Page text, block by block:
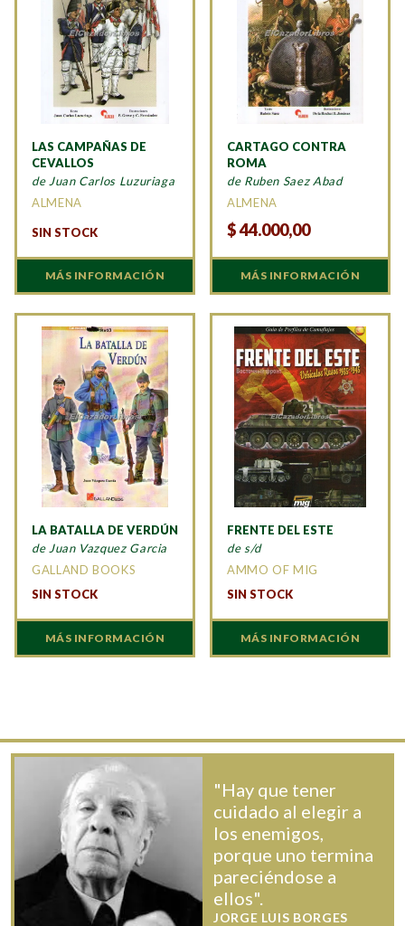
LAS CAMPAÑAS DE
CEVALLOS
de Juan Carlos Luzuriaga
ALMENA
SIN STOCK
MÁS INFORMACIÓN
CARTAGO CONTRA
ROMA
de Ruben Saez Abad
ALMENA
$44.000,00
MÁS INFORMACIÓN
LA BATALLA DE VERDÚN
de Juan Vazquez Garcia
GALLAND BOOKS
SIN STOCK
MÁS INFORMACIÓN
FRENTE DEL ESTE
de s/d
AMMO OF MIG
SIN STOCK
MÁS INFORMACIÓN
"Hay que tener
cuidado al elegir a
los enemigos,
porque uno termina
pareciéndose a
ellos".
JORGE LUIS BORGES